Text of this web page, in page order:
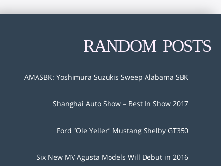
RANDOM POSTS
AMASBK: Yoshimura Suzukis Sweep Alabama SBK
2017 Shanghai Auto Show – Best In Show
Ford “Ole Yeller” Mustang Shelby GT350
Six New MV Agusta Models Will Debut in 2016